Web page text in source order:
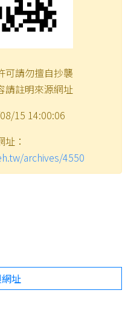
可請勿擅自抄襲
請註明來源網址
15 14:00:06
址：
archives/4550
址